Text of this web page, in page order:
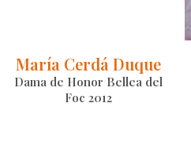
María Cerdá Duque
Dama de Honor Bellea del
Foc 2012